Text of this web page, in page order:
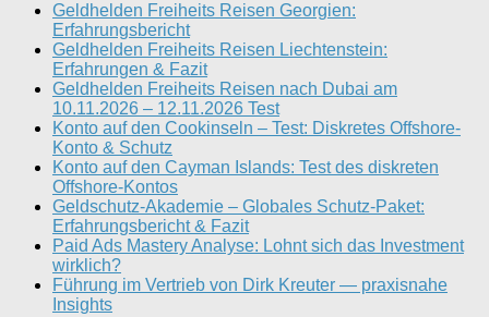
Geldhelden Freiheits Reisen Georgien:
Erfahrungsbericht
Geldhelden Freiheits Reisen Liechtenstein:
Erfahrungen & Fazit
Geldhelden Freiheits Reisen nach Dubai am
10.11.2026 – 12.11.2026 Test
Konto auf den Cookinseln – Test: Diskretes Offshore-
Konto & Schutz
Konto auf den Cayman Islands: Test des diskreten
Offshore-Kontos
Geldschutz-Akademie – Globales Schutz-Paket:
Erfahrungsbericht & Fazit
Paid Ads Mastery Analyse: Lohnt sich das Investment
wirklich?
Führung im Vertrieb von Dirk Kreuter — praxisnahe
Insights